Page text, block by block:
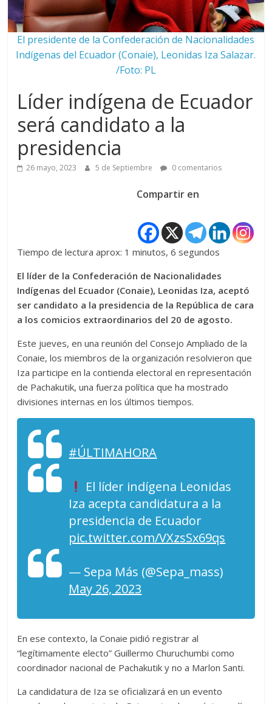
El presidente de la Confederación de Nacionalidades
Indígenas del Ecuador (Conaie), Leonidas Iza Salazar.
/Foto: PL
Líder indígena de Ecuador
será candidato a la
presidencia
26 mayo, 2023 5 de Septiembre 0 comentarios
Compartir en
Tiempo de lectura aprox: 1 minutos, 6 segundos
El líder de la Confederación de Nacionalidades
Indígenas del Ecuador (Conaie), Leonidas Iza, aceptó
ser candidato a la presidencia de la República de cara
a los comicios extraordinarios del 20 de agosto.
Este jueves, en una reunión del Consejo Ampliado de la
Conaie, los miembros de la organización resolvieron que
Iza participe en la contienda electoral en representación
de Pachakutik, una fuerza política que ha mostrado
divisiones internas en los últimos tiempos.
#ÚLTIMAHORA
El líder indígena Leonidas
Iza acepta candidatura a la
presidencia de Ecuador
pic.twitter.com/VXzsSx69qs
— Sepa Más (@Sepa_mass)
May 26, 2023
En ese contexto, la Conaie pidió registrar al
“legítimamente electo” Guillermo Churuchumbi como
coordinador nacional de Pachakutik y no a Marlon Santi.
La candidatura de Iza se oficializará en un evento